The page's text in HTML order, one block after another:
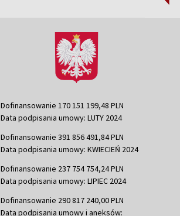
Dofinansowanie 170 151 199,48 PLN
Data podpisania umowy: LUTY 2024
Dofinansowanie 391 856 491,84 PLN
Data podpisania umowy: KWIECIEŃ 2024
Dofinansowanie 237 754 754,24 PLN
Data podpisania umowy: LIPIEC 2024
Dofinansowanie 290 817 240,00 PLN
Data podpisania umowy i aneksów: